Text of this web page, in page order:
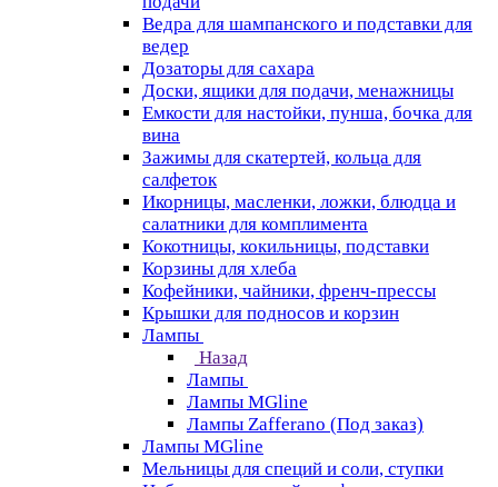
Ведра для шампанского и подставки для
ведер
Дозаторы для сахара
Доски, ящики для подачи, менажницы
Емкости для настойки, пунша, бочка для
вина
Зажимы для скатертей, кольца для
салфеток
Икорницы, масленки, ложки, блюдца и
салатники для комплимента
Кокотницы, кокильницы, подставки
Корзины для хлеба
Кофейники, чайники, френч-прессы
Крышки для подносов и корзин
Лампы
Назад
Лампы
Лампы MGline
Лампы Zafferano (Под заказ)
Лампы MGline
Мельницы для специй и соли, ступки